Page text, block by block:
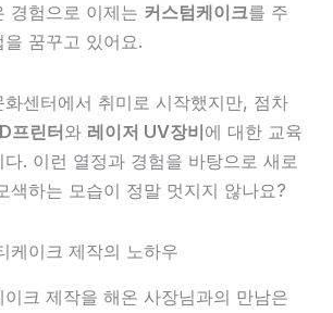
경험으로 이제는 커스텀케이크를 주
꿈꾸고 있어요.
센터에서 취미로 시작했지만, 점차
프린터와 레이저 UV장비에 대한 교육
. 이런 열정과 경험을 바탕으로 새로
색하는 모습이 정말 멋지지 않나요?
케이크 제작의 노하우
크 제작을 해온 사장님과의 만남은